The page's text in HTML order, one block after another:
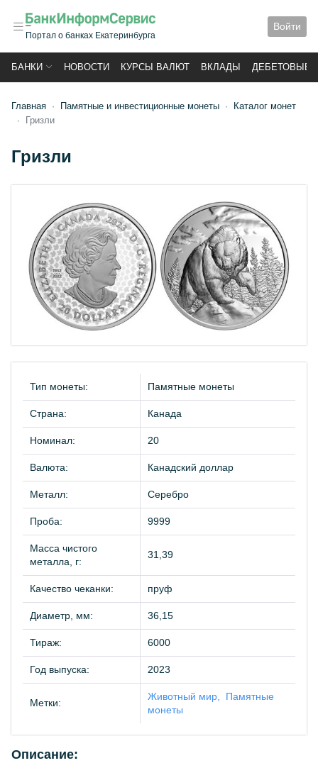
Портал о банках Екатеринбурга
Войти
БАНКИ НОВОСТИ КУРСЫ ВАЛЮТ ВКЛАДЫ ДЕБЕТОВЫЕ
Главная Памятные и инвестиционные монеты
Каталог монет
Гризли
Гризли
Тип монеты: Памятные монеты
Страна: Канада
Номинал: 20
Валюта: Канадский доллар
Металл: Серебро
Проба: 9999
Масса чистого
металла, г:
31,39
Качество чеканки: пруф
Диаметр, мм: 36,15
Тираж: 6000
Год выпуска: 2023
Метки:
Животный мир
Памятные
монеты
Описание: